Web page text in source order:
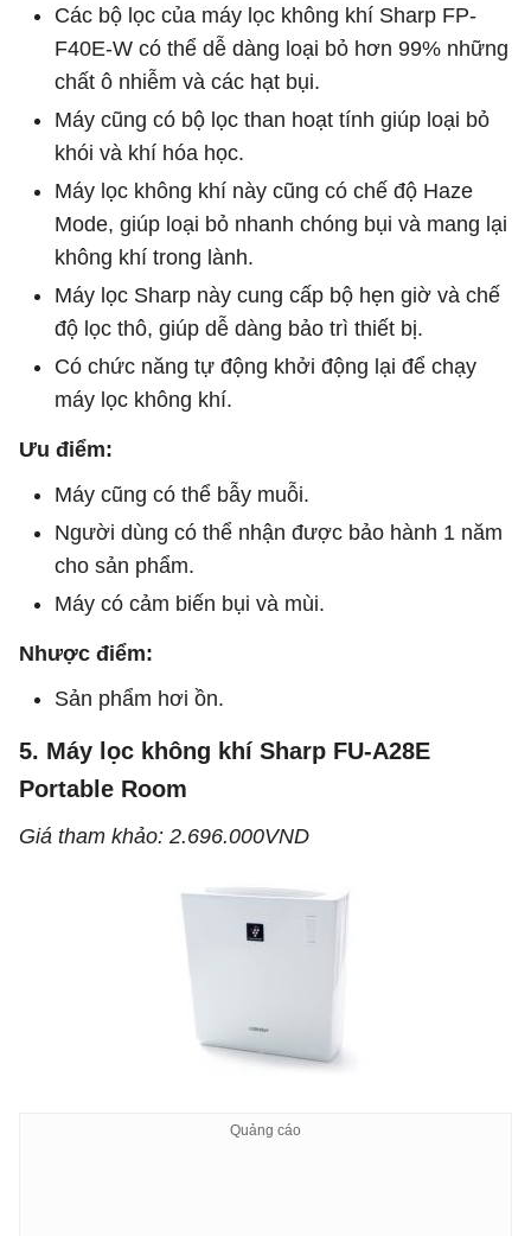
Các bộ lọc của máy lọc không khí Sharp FP-
F40E-W có thể dễ dàng loại bỏ hơn 99% những
chất ô nhiễm và các hạt bụi.
Máy cũng có bộ lọc than hoạt tính giúp loại bỏ
khói và khí hóa học.
Máy lọc không khí này cũng có chế độ Haze
Mode, giúp loại bỏ nhanh chóng bụi và mang lại
không khí trong lành.
Máy lọc Sharp này cung cấp bộ hẹn giờ và chế
độ lọc thô, giúp dễ dàng bảo trì thiết bị.
Có chức năng tự động khởi động lại để chạy
máy lọc không khí.
Ưu điểm:
Máy cũng có thể bẫy muỗi.
Người dùng có thể nhận được bảo hành 1 năm
cho sản phẩm.
Máy có cảm biến bụi và mùi.
Nhược điểm:
Sản phẩm hơi ồn.
5. Máy lọc không khí Sharp FU-A28E
Portable Room
Giá tham khảo: 2.696.000VND